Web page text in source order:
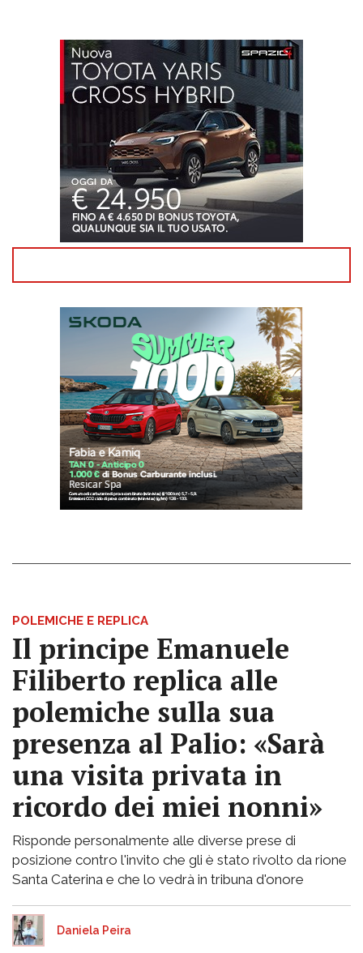
POLEMICHE E REPLICA
Il principe Emanuele
Filiberto replica alle
polemiche sulla sua
presenza al Palio: «Sarà
una visita privata in
ricordo dei miei nonni»
Risponde personalmente alle diverse prese di
posizione contro l'invito che gli è stato rivolto da rione
Santa Caterina e che lo vedrà in tribuna d'onore
Daniela Peira